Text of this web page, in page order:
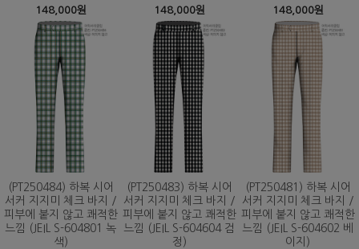
148,000원 148,000원 148,000원
(PT250484) 하복 시어
서커 지지미 체크 바지 /
피부에 붙지 않고 쾌적한
느낌 (JEIL S-604801 녹
색)
(PT250483) 하복 시어
서커 지지미 체크 바지 /
피부에 붙지 않고 쾌적한
느낌 (JEIL S-604604 검
정)
(PT250481) 하복 시어
서커 지지미 체크 바지 /
피부에 붙지 않고 쾌적한
느낌 (JEIL S-604602 베
이지)